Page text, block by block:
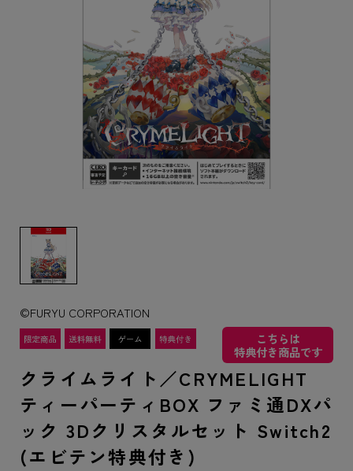
©FURYU CORPORATION
こちらは
特典付き商品です
クライムライト／CRYMELIGHT
ティーパーティBOX ファミ通DXパ
ック 3Dクリスタルセット Switch2
(エビテン特典付き)